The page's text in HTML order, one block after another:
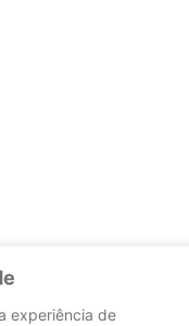
experiência de